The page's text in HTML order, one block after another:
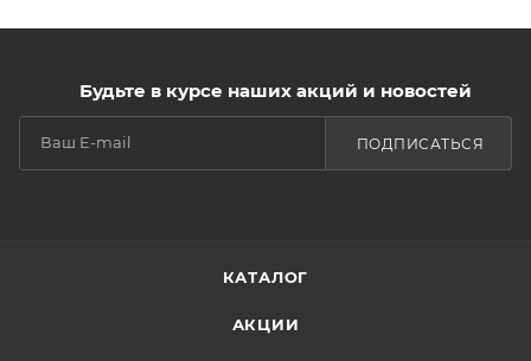
Будьте в курсе наших акций и новостей
ПОДПИСАТЬСЯ
КАТАЛОГ
АКЦИИ